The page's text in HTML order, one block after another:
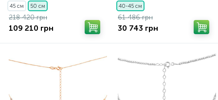
45 см 50 см
218 420 грн
109 210 грн
40-45 см
61 486 грн
30 743 грн